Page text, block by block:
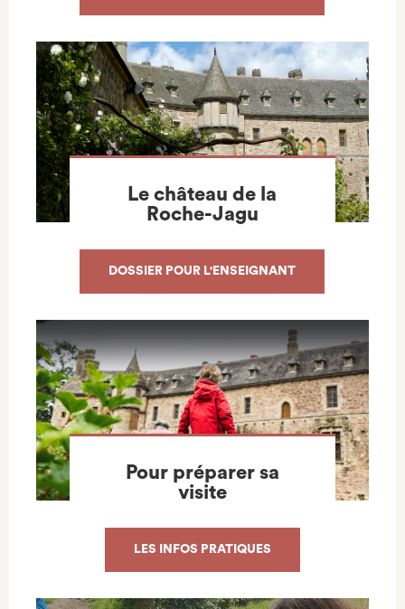
Le château de la
Roche-Jagu
DOSSIER POUR L'ENSEIGNANT
Pour préparer sa
visite
LES INFOS PRATIQUES